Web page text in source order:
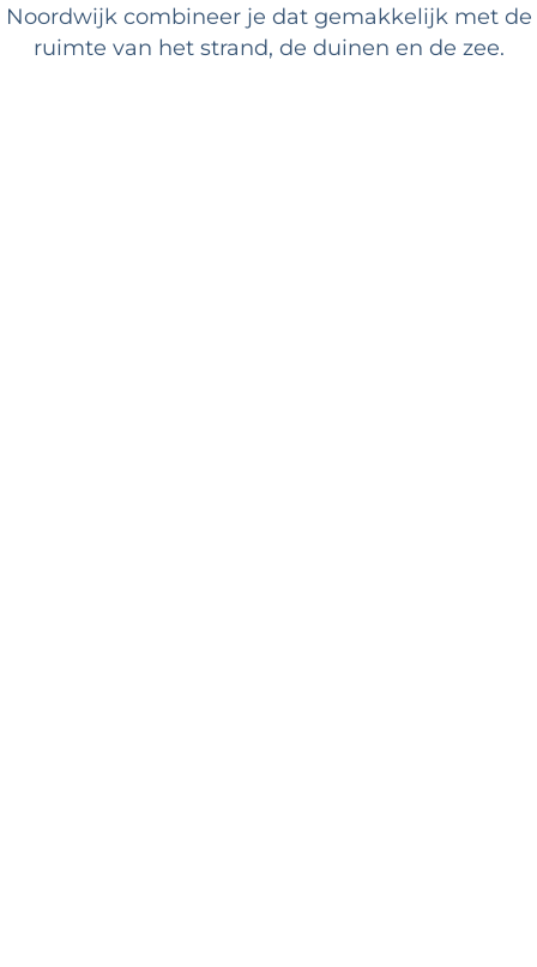
Noordwijk combineer je dat gemakkelijk met de
ruimte van het strand, de duinen en de zee.